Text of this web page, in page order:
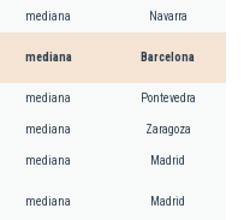
mediana Navarra
mediana Barcelona
mediana Pontevedra
mediana Zaragoza
mediana Madrid
mediana Madrid